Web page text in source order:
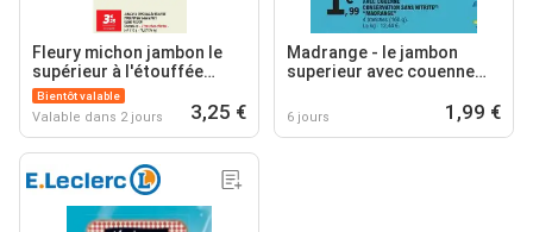
Fleury michon jambon le
supérieur à l'étouffée
conservation sans nitrite
Bientôt valable
Valable dans 2 jours 3,25 €
Madrange - le jambon
superieur avec couenne
6 jours 1,99 €